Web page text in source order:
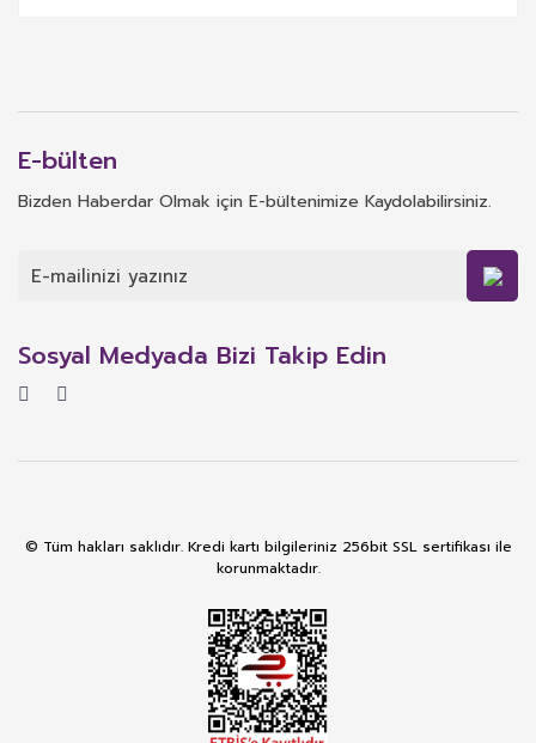
E-bülten
Bizden Haberdar Olmak için E-bültenimize Kaydolabilirsiniz.
Sosyal Medyada Bizi Takip Edin
© Tüm hakları saklıdır. Kredi kartı bilgileriniz 256bit SSL sertifikası ile
korunmaktadır.